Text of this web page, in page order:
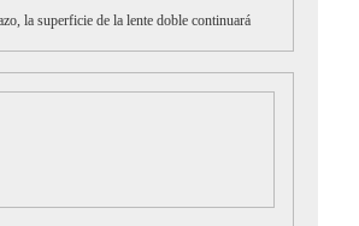
la superficie de la lente doble continuará
defectos y las manchas. Estos defectos o...